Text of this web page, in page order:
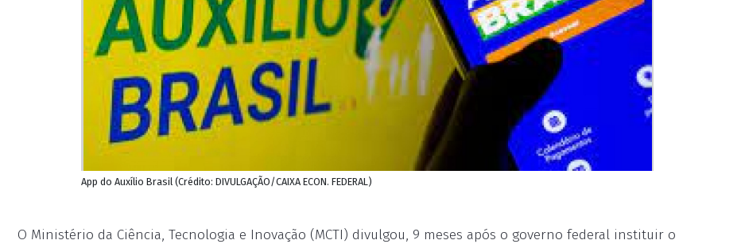
App do Auxílio Brasil (Crédito: DIVULGAÇÃO/CAIXA ECON. FEDERAL)
O Ministério da Ciência, Tecnologia e Inovação (MCTI) divulgou, 9 meses após o governo federal instituir o